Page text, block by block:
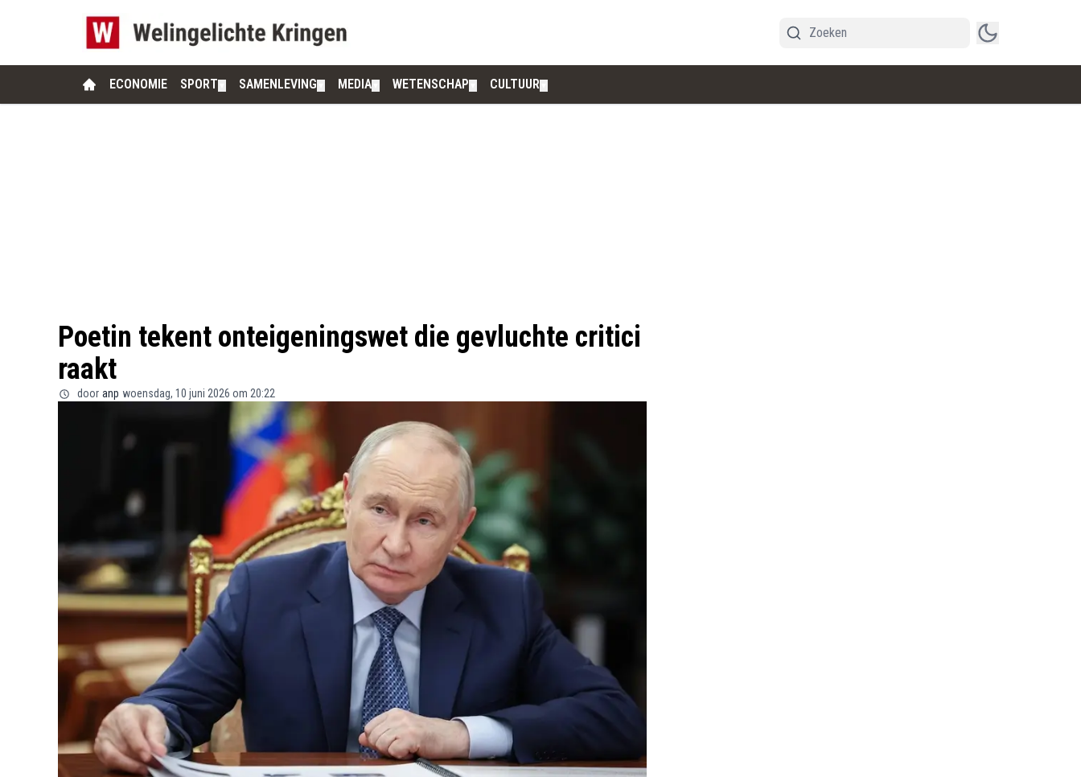
ECONOMIE SPORT SAMENLEVING MEDIA WETENSCHAP CULTUUR
Poetin tekent onteigeningswet die gevluchte critici
raakt
door anp woensdag, 10 juni 2026 om 20:22